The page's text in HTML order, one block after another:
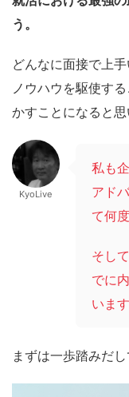
う。
どんなに面接で上
ノウハウを駆使す
かすことになると思
KyoLive
私も
アド
て何
そし
でに
います
まずは一歩踏みだし